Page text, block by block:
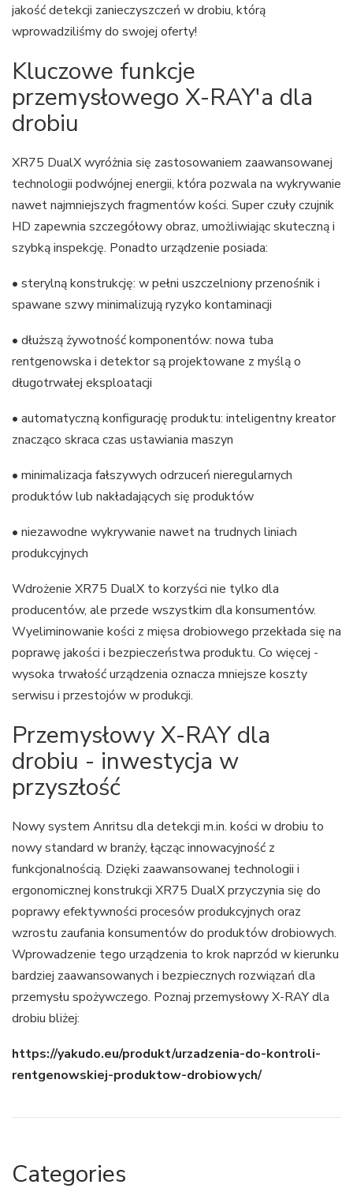
jakość detekcji zanieczyszczeń w drobiu, którą
wprowadziliśmy do swojej oferty!
Kluczowe funkcje
przemysłowego X-RAY'a dla
drobiu
XR75 DualX wyróżnia się zastosowaniem zaawansowanej
technologii podwójnej energii, która pozwala na wykrywanie
nawet najmniejszych fragmentów kości. Super czuły czujnik
HD zapewnia szczegółowy obraz, umożliwiając skuteczną i
szybką inspekcję. Ponadto urządzenie posiada:
• sterylną konstrukcję: w pełni uszczelniony przenośnik i
spawane szwy minimalizują ryzyko kontaminacji
• dłuższą żywotność komponentów: nowa tuba
rentgenowska i detektor są projektowane z myślą o
długotrwałej eksploatacji
• automatyczną konfigurację produktu: inteligentny kreator
znacząco skraca czas ustawiania maszyn
• minimalizacja fałszywych odrzuceń nieregularnych
produktów lub nakładających się produktów
• niezawodne wykrywanie nawet na trudnych liniach
produkcyjnych
Wdrożenie XR75 DualX to korzyści nie tylko dla
producentów, ale przede wszystkim dla konsumentów.
Wyeliminowanie kości z mięsa drobiowego przekłada się na
poprawę jakości i bezpieczeństwa produktu. Co więcej -
wysoka trwałość urządzenia oznacza mniejsze koszty
serwisu i przestojów w produkcji.
Przemysłowy X-RAY dla
drobiu - inwestycja w
przyszłość
Nowy system Anritsu dla detekcji m.in. kości w drobiu to
nowy standard w branży, łącząc innowacyjność z
funkcjonalnością. Dzięki zaawansowanej technologii i
ergonomicznej konstrukcji XR75 DualX przyczynia się do
poprawy efektywności procesów produkcyjnych oraz
wzrostu zaufania konsumentów do produktów drobiowych.
Wprowadzenie tego urządzenia to krok naprzód w kierunku
bardziej zaawansowanych i bezpiecznych rozwiązań dla
przemysłu spożywczego. Poznaj przemysłowy X-RAY dla
drobiu bliżej:
https://yakudo.eu/produkt/urzadzenia-do-kontroli-
rentgenowskiej-produktow-drobiowych/
Categories